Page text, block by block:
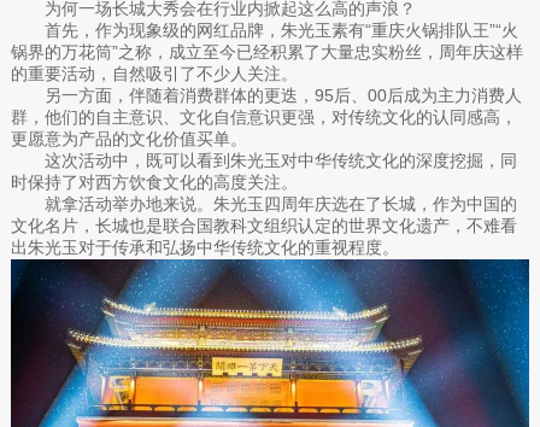
为何一场长城大秀会在行业内掀起这么高的声浪？
首先，作为现象级的网红品牌，朱光玉素有“重庆火锅排队王”“火
锅界的万花筒”之称，成立至今已经积累了大量忠实粉丝，周年庆这样
的重要活动，自然吸引了不少人关注。
另一方面，伴随着消费群体的更迭，95后、00后成为主力消费人
群，他们的自主意识、文化自信意识更强，对传统文化的认同感高，
更愿意为产品的文化价值买单。
这次活动中，既可以看到朱光玉对中华传统文化的深度挖掘，同
时保持了对西方饮食文化的高度关注。
就拿活动举办地来说。朱光玉四周年庆选在了长城，作为中国的
文化名片，长城也是联合国教科文组织认定的世界文化遗产，不难看
出朱光玉对于传承和弘扬中华传统文化的重视程度。